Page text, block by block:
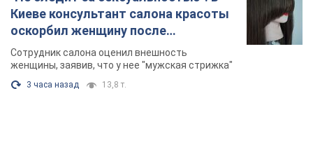
Киеве консультант салона красоты
оскорбил женщину после
химиотерапии, разгорелся скандал.
Фото
Сотрудник салона оценил внешность
женщины, заявив, что у нее "мужская стрижка"
3 часа назад 13,8 т.